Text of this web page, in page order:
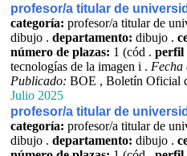
profesor/a titular de
categoría: profesor/a titular de
dibujo . departamento: dibujo .
número de plazas: 1 (cód . perfil
tecnologías de la imagen i . Fecha
Publicado: BOE , Boletín Oficial
Julio 2025
profesor/a titular de
categoría: profesor/a titular de
dibujo . departamento: dibujo .